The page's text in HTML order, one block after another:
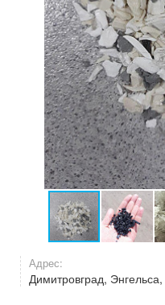
Адрес:
Димитровград, Энгельса,